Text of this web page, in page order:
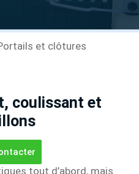
et clôtures
coulissant et
tout d’abord, mais